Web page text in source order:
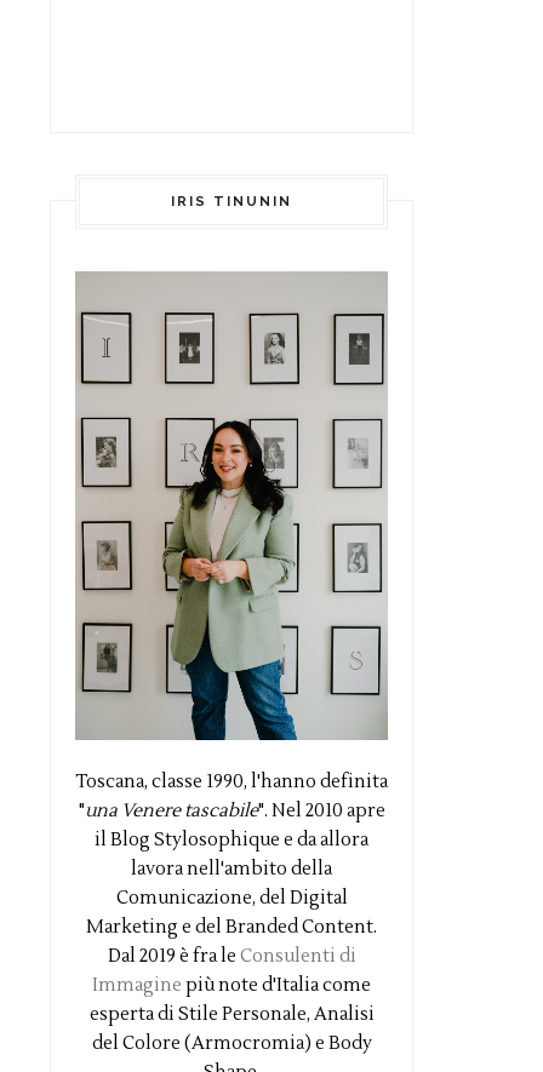
IRIS TINUNIN
Toscana, classe 1990, l'hanno definita
"una Venere tascabile". Nel 2010 apre
il Blog Stylosophique e da allora
lavora nell'ambito della
Comunicazione, del Digital
Marketing e del Branded Content.
Dal 2019 è fra le Consulenti di
Immagine più note d'Italia come
esperta di Stile Personale, Analisi
del Colore (Armocromia) e Body